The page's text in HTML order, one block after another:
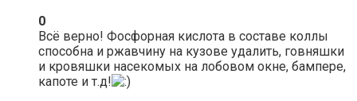
0
Всё верно! Фосфорная кислота в составе коллы
способна и ржавчину на кузове удалить, говняшки
и кровяшки насекомых на лобовом окне, бампере,
капоте и т.д!